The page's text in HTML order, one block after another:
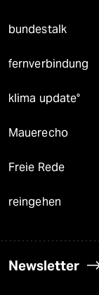
bundestalk
fernverbindung
klima update°
Mauerecho
Freie Rede
reingehen
Newsletter